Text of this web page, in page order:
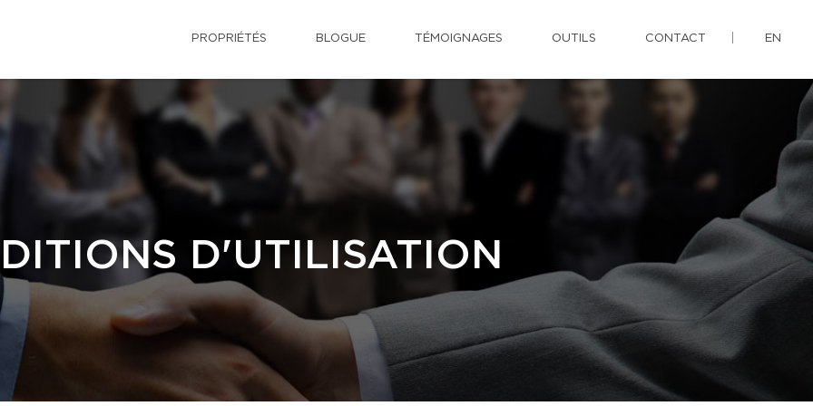
PROPRIÉTÉS BLOGUE TÉMOIGNAGES OUTILS CONTACT EN
D'UTILISATION